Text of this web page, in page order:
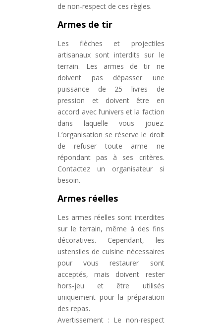
de non-respect de ces règles.
Armes de tir
Les flèches et projectiles
artisanaux sont interdits sur le
terrain. Les armes de tir ne
doivent pas dépasser une
puissance de 25 livres de
pression et doivent être en
accord avec l’univers et la faction
dans laquelle vous jouez.
L’organisation se réserve le droit
de refuser toute arme ne
répondant pas à ses critères.
Contactez un organisateur si
besoin.
Armes réelles
Les armes réelles sont interdites
sur le terrain, même à des fins
décoratives. Cependant, les
ustensiles de cuisine nécessaires
pour vous restaurer sont
acceptés, mais doivent rester
hors-jeu et être utilisés
uniquement pour la préparation
des repas.
Avertissement : Le non-respect